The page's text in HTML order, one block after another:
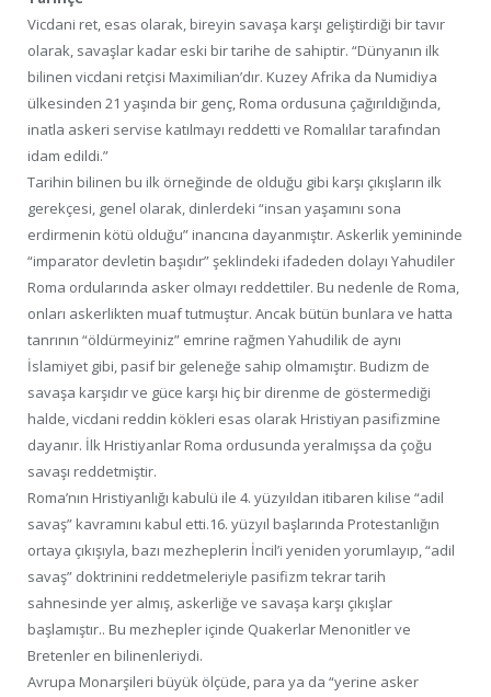
Vicdani ret, esas olarak, bireyin savaşa karşı geliştirdiği bir tavır
olarak, savaşlar kadar eski bir tarihe de sahiptir. “Dünyanın ilk
bilinen vicdani retçisi Maximilian’dır. Kuzey Afrika da Numidiya
ülkesinden 21 yaşında bir genç, Roma ordusuna çağırıldığında,
inatla askeri servise katılmayı reddetti ve Romalılar tarafından
idam edildi.”
Tarihin bilinen bu ilk örneğinde de olduğu gibi karşı çıkışların ilk
gerekçesi, genel olarak, dinlerdeki “insan yaşamını sona
erdirmenin kötü olduğu” inancına dayanmıştır. Askerlik yemininde
“imparator devletin başıdır” şeklindeki ifadeden dolayı Yahudiler
Roma ordularında asker olmayı reddettiler. Bu nedenle de Roma,
onları askerlikten muaf tutmuştur. Ancak bütün bunlara ve hatta
tanrının “öldürmeyiniz” emrine rağmen Yahudilik de aynı
İslamiyet gibi, pasif bir geleneğe sahip olmamıştır. Budizm de
savaşa karşıdır ve güce karşı hiç bir direnme de göstermediği
halde, vicdani reddin kökleri esas olarak Hristiyan pasifizmine
dayanır. İlk Hristiyanlar Roma ordusunda yeralmışsa da çoğu
savaşı reddetmiştir.
Roma’nın Hristiyanlığı kabulü ile 4. yüzyıldan itibaren kilise “adil
savaş” kavramını kabul etti.16. yüzyıl başlarında Protestanlığın
ortaya çıkışıyla, bazı mezheplerin İncil’i yeniden yorumlayıp, “adil
savaş” doktrinini reddetmeleriyle pasifizm tekrar tarih
sahnesinde yer almış, askerliğe ve savaşa karşı çıkışlar
başlamıştır.. Bu mezhepler içinde Quakerlar Menonitler ve
Bretenler en bilinenleriydi.
Avrupa Monarşileri büyük ölçüde, para ya da “yerine asker